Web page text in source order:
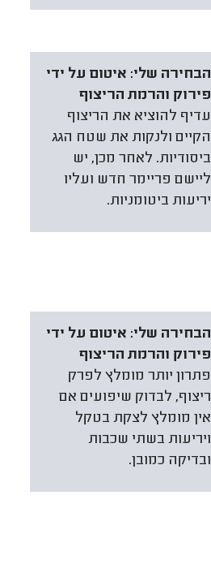
הבחירה שלי: איטום על ידי
פירוק והרמת הריצוף
עדיף להוציא את הריצוף
הקיים ולנקות את שטח הגג
ביסודיות. לאחר מכן, יש
ליישם פריימר חדש ועליו
יריעות ביטומניות.
הבחירה שלי: איטום על ידי
פירוק והרמת הריצוף
פתרון יותר מומלץ לפרק
ריצוף, לבדוק שיפועים אם
אין מומלץ לצקת בטקל
ויריעות בשתי שכבות
ובדיקה כמובן.